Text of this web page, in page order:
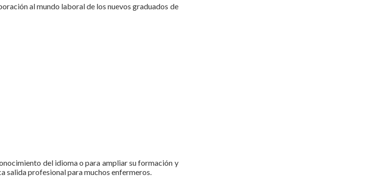
al mundo laboral de los nuevos graduados de
del idioma o para ampliar su formación y
salida profesional para muchos enfermeros.